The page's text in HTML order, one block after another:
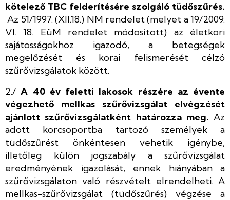
kötelező TBC felderítésére szolgáló tüdőszűrés.
Az 51/1997. (XII.18.) NM rendelet (melyet a 19/2009.
VI. 18. EüM rendelet módosított) az életkori
sajátosságokhoz igazodó, a betegségek
megelőzését és korai felismerését célzó
szűrővizsgálatok között.
2./A 40 év feletti lakosok részére az évente
végezhető mellkas szűrővizsgálat elvégzését
ajánlott szűrővizsgálatként határozza meg. Az
adott korcsoportba tartozó személyek a
tüdőszűrést önkéntesen vehetik igénybe,
illetőleg külön jogszabály a szűrővizsgálat
eredményének igazolását, ennek hiányában a
szűrővizsgálaton való részvételt elrendelheti. A
mellkas-szűrővizsgálat (tüdőszűrés) végzése a